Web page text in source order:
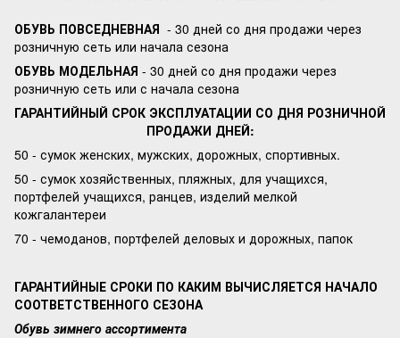
ОБУВЬ ПОВСЕДНЕВНАЯ - 30 дней со дня продажи через
розничную сеть или начала сезона
ОБУВЬ МОДЕЛЬНАЯ - 30 дней со дня продажи через
розничную сеть или с начала сезона
ГАРАНТИЙНЫЙ СРОК ЭКСПЛУАТАЦИИ СО ДНЯ РОЗНИЧНОЙ
ПРОДАЖИ ДНЕЙ:
50 - сумок женских, мужских, дорожных, спортивных.
50 - сумок хозяйственных, пляжных, для учащихся,
портфелей учащихся, ранцев, изделий мелкой
кожгалантереи
70 - чемоданов, портфелей деловых и дорожных, папок
ГАРАНТИЙНЫЕ СРОКИ ПО КАКИМ ВЫЧИСЛЯЕТСЯ НАЧАЛО
СООТВЕТСТВЕННОГО СЕЗОНА
Обувь зимнего ассортимента